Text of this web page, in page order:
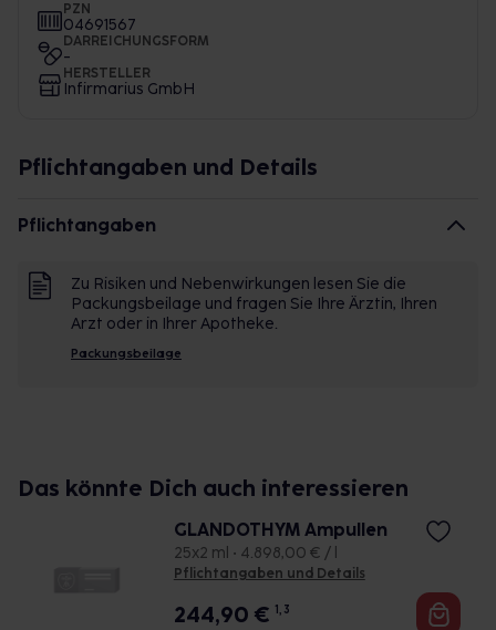
PZN
04691567
DARREICHUNGSFORM
-
HERSTELLER
Infirmarius GmbH
Pflichtangaben und Details
Pflichtangaben
Zu Risiken und Nebenwirkungen lesen Sie die
Packungsbeilage und fragen Sie Ihre Ärztin, Ihren
Arzt oder in Ihrer Apotheke.
Packungsbeilage
Das könnte Dich auch interessieren
GLANDOTHYM Ampullen
25x2 ml • 4.898,00 € / l
Pflichtangaben und Details
244,90 € 1, 3